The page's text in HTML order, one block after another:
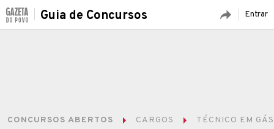
Entrar
Guia de Concursos
CONCURSOS ABERTOS CARGOS TÉCNICO EM